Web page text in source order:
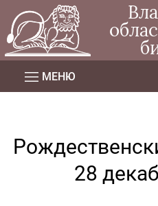
МЕНЮ
28